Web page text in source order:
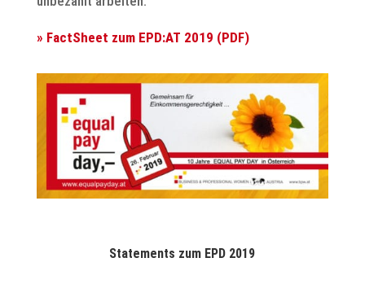
» FactSheet zum EPD:AT 2019 (PDF)
Statements zum EPD 2019